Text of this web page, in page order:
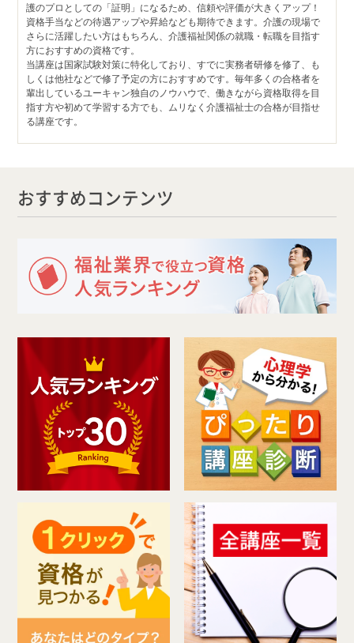
護のプロとしての「証明」になるため、信頼や評価が大きくアップ！
資格手当などの待遇アップや昇給なども期待できます。介護の現場で
さらに活躍したい方はもちろん、介護福祉関係の就職・転職を目指す
方におすすめの資格です。
当講座は国家試験対策に特化しており、すでに実務者研修を修了、も
しくは他社などで修了予定の方におすすめです。毎年多くの合格者を
輩出しているユーキャン独自のノウハウで、働きながら資格取得を目
指す方や初めて学習する方でも、ムリなく介護福祉士の合格が目指せ
る講座です。
おすすめコンテンツ